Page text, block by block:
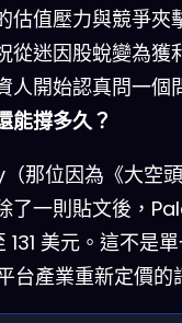
估值壓力與競爭夾
迷因股蛻變為獲
人開始認真問一個
能撐多久？
那位因為《大空
了一則貼文後，
美元。這不是
台產業重新定價的